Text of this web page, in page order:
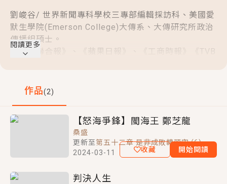
法抗拒的吸引力，已中毒Σ>―(〃°ω°〃)♡→
OMG你嚇到我了｜《陰陽鬼店》上班族買了房子模型，
但現實中買下的竟是屬於他的停屍櫃？！
短劇原著｜《離婚後，禁欲大佬爬墻偷吻小孕妻》坊間
穿越｜《穿越遠古後成了野人娘子》你好，一起爬山
嗎？被男友推下山，直接穿越到遠古時代的那種......
劉峻谷/ 世界新聞專科學校三專部編輯採訪科、美國愛
默生學院(Emerson College)大傳系、大傳研究所政治
傳播組碩士。
曾任《聯合報》、《蘋果日報》、《工商時報》《TVB
獎、法律文學獎、卓越新聞獎。
著作:《色計》(推理小說)。
閱讀更多
作品(2)
【怒海爭鋒】閩海王 鄭芝龍
桑盛
更新至第五十二章 是非成敗轉頭空 (6)
2024-03-11
收藏 開始閱讀
判決人生